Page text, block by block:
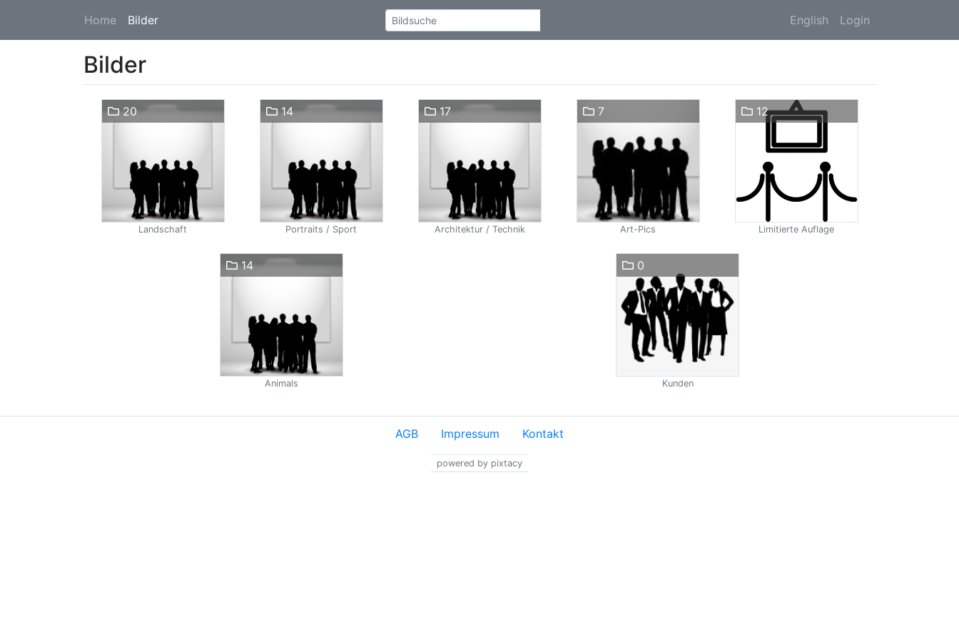
Home Bilder English Login
Bilder
20
Landschaft
14
Portraits / Sport
17
Architektur / Technik
7
Art-Pics
12
Limitierte Auflage
14
Animals
0
Kunden
AGB Impressum Kontakt
powered by pixtacy